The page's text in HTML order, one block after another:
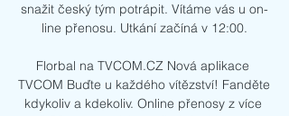
snažit český tým potrápit. Vítáme vás u on-
line přenosu. Utkání začíná v 12:00.
Florbal na TVCOM.CZ Nová aplikace
TVCOM Buďte u každého vítězství! Fanděte
kdykoliv a kdekoliv. Online přenosy z více